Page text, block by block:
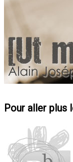
Pour aller plus